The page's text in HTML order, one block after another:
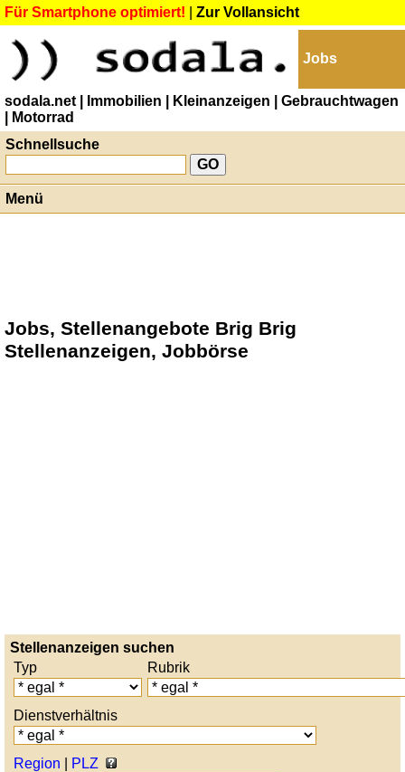
Für Smartphone optimiert! Zur Vollansicht
Jobs
sodala.net | Immobilien | Kleinanzeigen
| Gebrauchtwagen
| Motorrad
Schnellsuche
Menü
Jobs, Stellenangebote Brig Brig
Stellenanzeigen, Jobbörse
Stellenanzeigen suchen
Typ
Rubrik
Dienstverhältnis
Region
PLZ